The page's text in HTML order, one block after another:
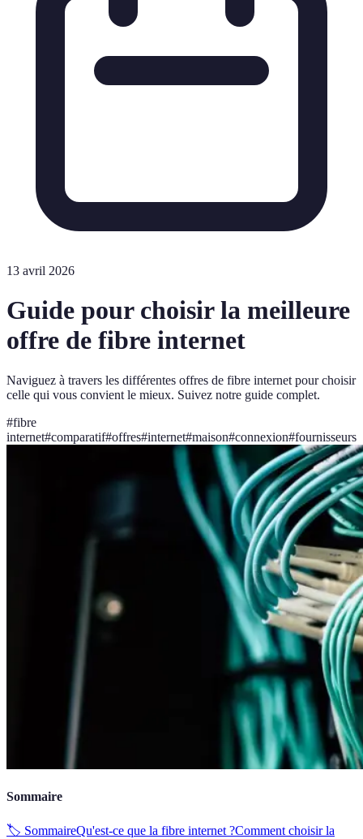
13 avril 2026
Guide pour choisir la meilleure
offre de fibre internet
Naviguez à travers les différentes offres de fibre internet pour choisir
celle qui vous convient le mieux. Suivez notre guide complet.
#fibre
internet#comparatif#offres#internet#maison#connexion#fournisseurs
Sommaire
🏷️ SommaireQu'est-ce que la fibre internet ?Comment choisir la